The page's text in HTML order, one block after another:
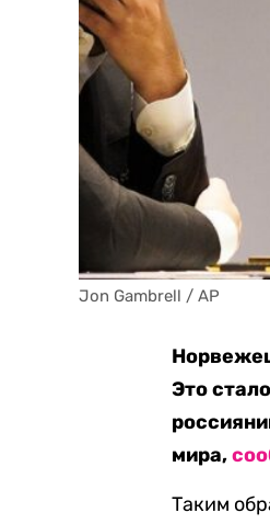
Jon Gambrell / AP
Это
мира,
Таким